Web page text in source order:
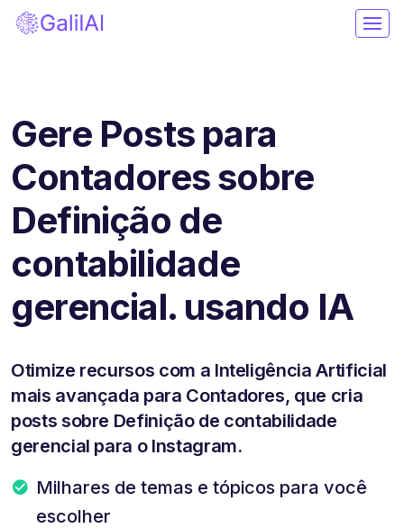
Gere Posts para
Contadores sobre
Definição de
contabilidade
gerencial. usando IA
Otimize recursos com a Inteligência Artificial
mais avançada para Contadores, que cria
posts sobre Definição de contabilidade
gerencial para o Instagram.
Milhares de temas e tópicos para você
escolher